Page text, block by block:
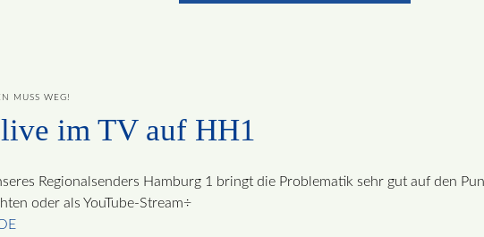
MUSS WEG!
im TV auf HH1
Regionalsenders Hamburg 1 bringt die Problematik sehr gut auf den
oder als YouTube-Stream÷